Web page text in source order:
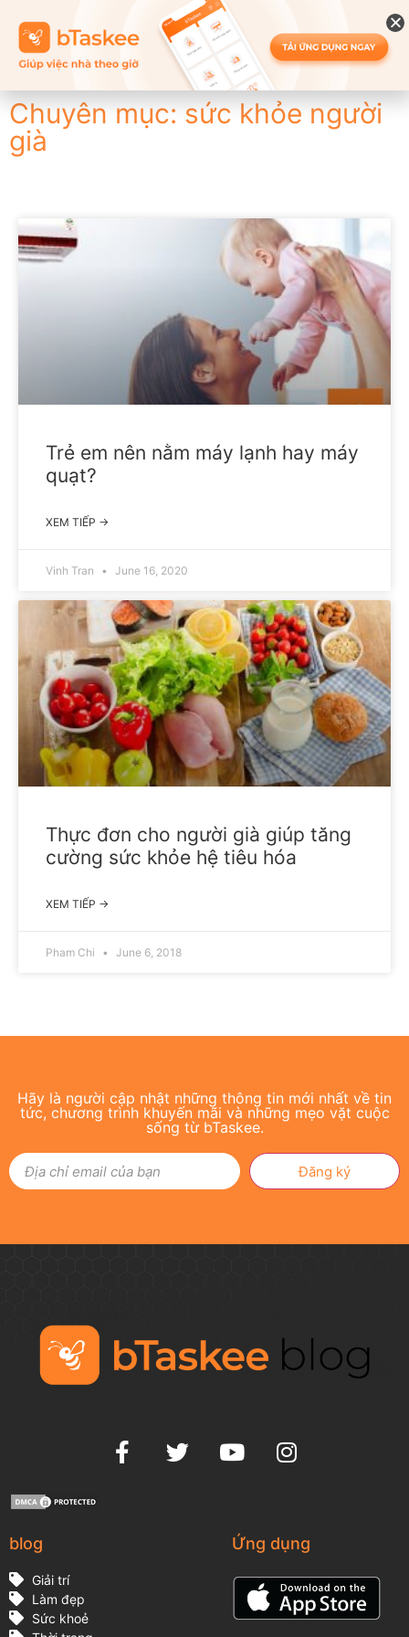
Chuyên mục: sức khỏe người
già
Trẻ em nên nằm máy lạnh hay máy
quạt?
XEM TIẾP →
Vinh Tran June 16, 2020
Thực đơn cho người già giúp tăng
cường sức khỏe hệ tiêu hóa
XEM TIẾP →
Pham Chi June 6, 2018
Hãy là người cập nhật những thông tin mới nhất về tin
tức, chương trình khuyến mãi và những mẹo vặt cuộc
sống từ bTaskee.
Đăng ký
blog
Giải trí
Làm đẹp
Sức khoẻ
Ứng dụng